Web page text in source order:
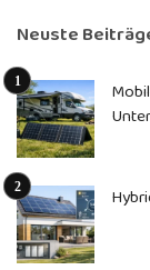
Neuste